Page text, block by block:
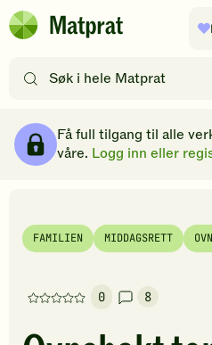
Hopp til hovedinnhold
Matprat
etter
filtre
Få full tilgang til alle
våre. Logg inn eller
FAMILIEN MIDDAGSRETT
0
Denne
8